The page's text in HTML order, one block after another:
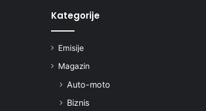
Kategorije
Emisije
Magazin
Auto-moto
Biznis